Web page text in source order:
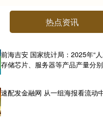
热点资讯
前海吉安 国家统计局：2025年“
存储芯片、服务器等产品产量分
速配发金融网 从一组海报看流动